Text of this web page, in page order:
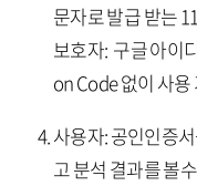
문자로 발급 받는
보호자: 구글 아이
on Code 없이 사
사용자: 공인인증
고 분석 결과를 볼